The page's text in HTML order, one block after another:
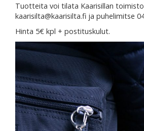
Tuotteita voi tilata Kaarisillan
kaarisilta@kaarisilta.fi ja puhelimitse
Hinta 5€ kpl + postituskulut.